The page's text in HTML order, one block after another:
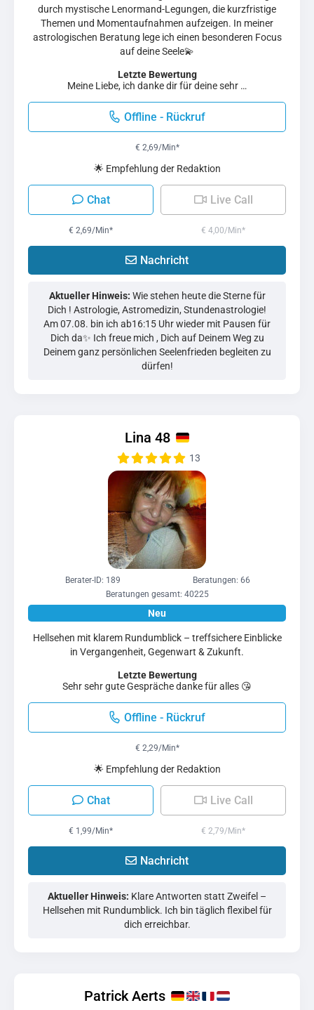
durch mystische Lenormand-Legungen, die kurzfristige
Themen und Momentaufnahmen aufzeigen. In meiner
astrologischen Beratung lege ich einen besonderen Focus
auf deine Seele💫
Letzte Bewertung
Meine Liebe, ich danke dir für deine sehr …
Offline - Rückruf
€ 2,69/Min*
🌟 Empfehlung der Redaktion
Chat
€ 2,69/Min*
Live Call
€ 4,00/Min*
Nachricht
Aktueller Hinweis: Wie stehen heute die Sterne für
Dich ! Astrologie, Astromedizin, Stundenastrologie!
Am 07.08. bin ich ab16:15 Uhr wieder mit Pausen für
Dich da✨ Ich freue mich , Dich auf Deinem Weg zu
Deinem ganz persönlichen Seelenfrieden begleiten zu
dürfen!
Lina 48
13
Hellsehen mit klarem Rundumblick – treffsichere Einblicke
in Vergangenheit, Gegenwart & Zukunft.
Berater-ID: 189
Beratungen: 66
Beratungen gesamt: 40225
Letzte Bewertung
Sehr sehr gute Gespräche danke für alles 😘
Offline - Rückruf
€ 2,29/Min*
🌟 Empfehlung der Redaktion
Chat
€ 1,99/Min*
Live Call
€ 2,79/Min*
Nachricht
Aktueller Hinweis: Klare Antworten statt Zweifel –
Hellsehen mit Rundumblick. Ich bin täglich flexibel für
dich erreichbar.
Patrick Aerts